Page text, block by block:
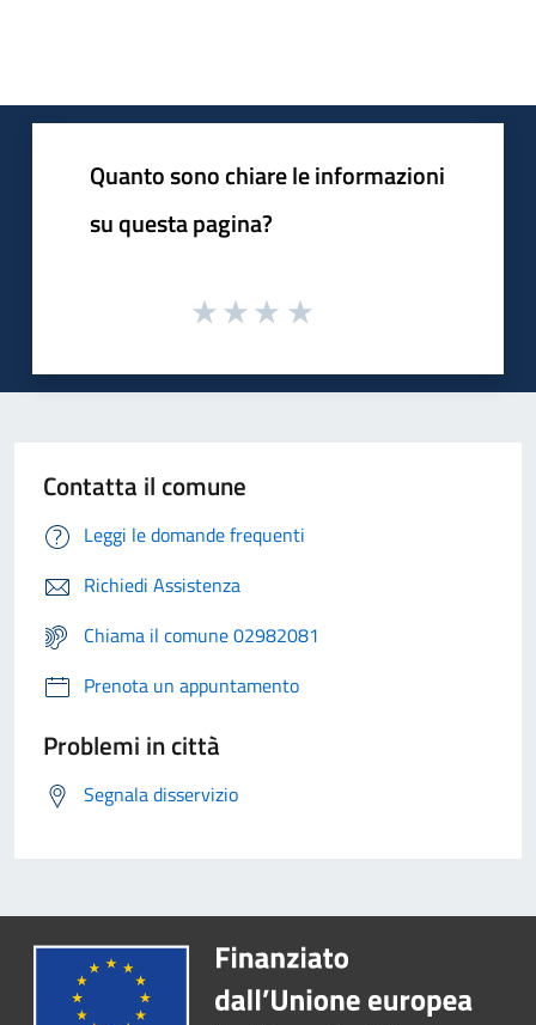
Quanto sono chiare le informazioni
su questa pagina?
Contatta il comune
Leggi le domande frequenti
Richiedi Assistenza
Chiama il comune 02982081
Prenota un appuntamento
Problemi in città
Segnala disservizio